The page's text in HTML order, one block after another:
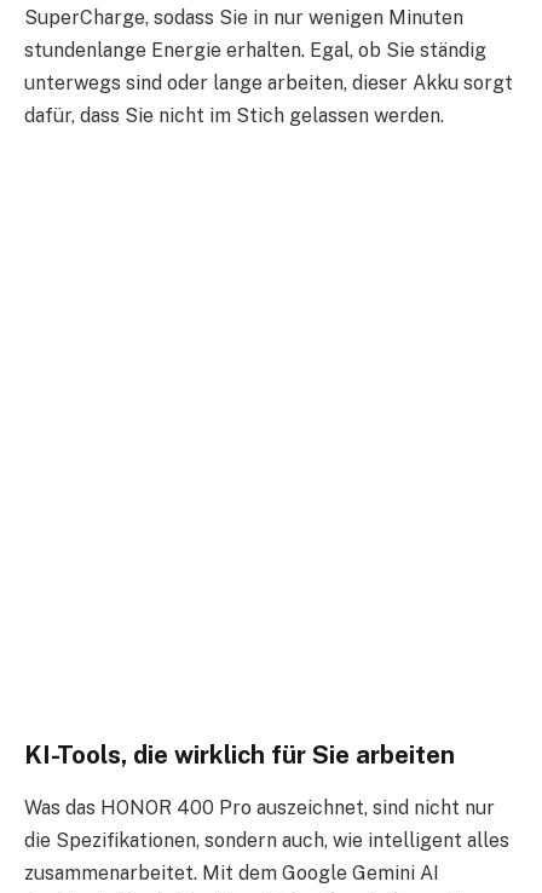
SuperCharge, sodass Sie in nur wenigen Minuten
stundenlange Energie erhalten. Egal, ob Sie ständig
unterwegs sind oder lange arbeiten, dieser Akku sorgt
dafür, dass Sie nicht im Stich gelassen werden.
KI-Tools, die wirklich für Sie arbeiten
Was das HONOR 400 Pro auszeichnet, sind nicht nur
die Spezifikationen, sondern auch, wie intelligent alles
zusammenarbeitet. Mit dem Google Gemini AI